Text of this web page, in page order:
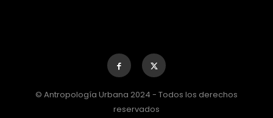
© Antropología Urbana 2024 - Todos los derechos
reservados